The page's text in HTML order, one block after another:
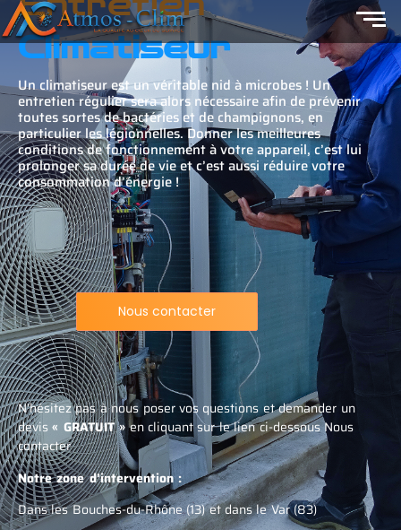
Climatiseur
Un climatiseur est un véritable nid à microbes ! Un
entretien régulier sera alors nécessaire afin de prévenir
toutes sortes de bactéries et de champignons, en
particulier les légionnelles. Donner les meilleures
conditions de fonctionnement à votre appareil, c’est lui
prolonger sa durée de vie et c’est aussi réduire votre
consommation d’énergie !
Nous contacter
N’hésitez pas à nous poser vos questions et demander un
devis« GRATUIT »en cliquant sur le lien ci-dessous Nous
contacter
Notre zone d’intervention :
Dans les Bouches-du-Rhône (13) et dans le Var (83)